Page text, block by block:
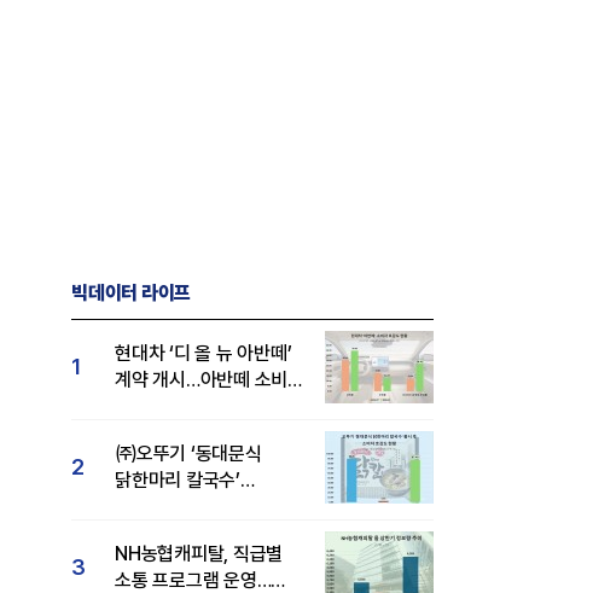
빅데이터 라이프
1
현대차 ‘디 올 뉴 아반떼’
계약 개시…아반떼 소비자
2
㈜오뚜기 ‘동대문식
닭한마리 칼국수’
3
NH농협캐피탈, 직급별
소통 프로그램 운영…